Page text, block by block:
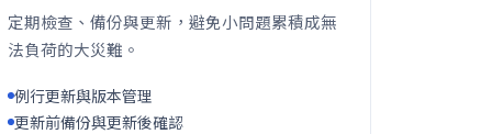
定期檢查、備份與更新，避免小問題累積成無
法負荷的大災難。
例行更新與版本管理
更新前備份與更新後確認